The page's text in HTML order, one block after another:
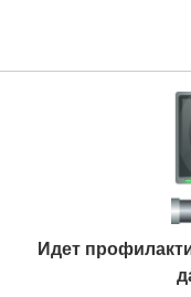
Идет